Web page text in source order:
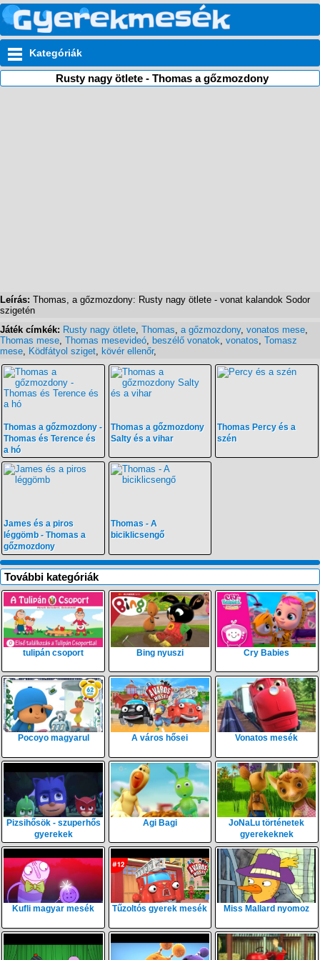
Kategóriák
Rusty nagy ötlete - Thomas a gőzmozdony
Leírás: Thomas, a gőzmozdony: Rusty nagy ötlete - vonat kalandok Sodor
szigetén
Játék címkék: Rusty nagy ötlete, Thomas, a gőzmozdony, vonatos mese,
Thomas mese, Thomas mesevideó, beszélő vonatok, vonatos, Tomasz
mese, Ködfátyol sziget, kövér ellenőr,
Thomas a gőzmozdony -
Thomas és Terence és
a hó
Thomas a gőzmozdony
Salty és a vihar
Thomas Percy és a
szén
James és a piros
léggömb - Thomas a
gőzmozdony
Thomas - A
biciklicsengő
További kategóriák
tulipán csoport Bing nyuszi Cry Babies
Pocoyo magyarul A város hősei Vonatos mesék
Pizsihősök - szuperhős
gyerekek
Agi Bagi
JoNaLu történetek
gyerekeknek
Kufli magyar mesék Tűzoltós gyerek mesék Miss Mallard nyomoz